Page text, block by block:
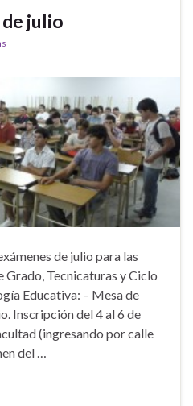
julio
de julio para las
Grado, Tecnicaturas y Ciclo
Educativa: – Mesa de
Inscripción del 4 al 6 de
(ingresando por calle
del …